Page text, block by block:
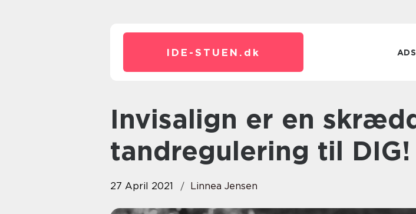
IDE-STUEN. dk ADS
Invisalign er en skræddersyet
tandregulering til DIG!
27 April 2021 Linnea Jensen